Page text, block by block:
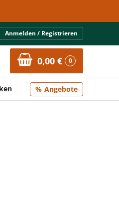
Anmelden / Registrieren
0,00 € 0
Angebote